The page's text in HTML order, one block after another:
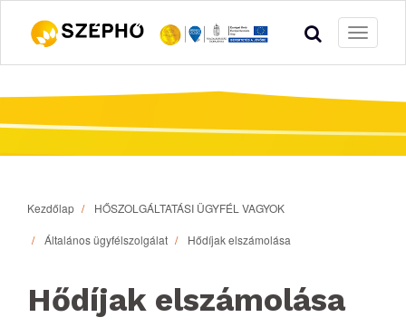
Toggle
Kezdőlap HŐSZOLGÁLTATÁSI ÜGYFÉL VAGYOK
Általános ügyfélszolgálat Hődíjak elszámolása
Hődíjak elszámolása